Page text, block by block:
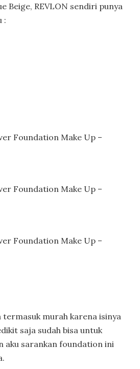
Beige, REVLON sendiri punya
:
Foundation Make Up –
Foundation Make Up –
Foundation Make Up –
murah karena isinya
saja sudah bisa untuk
aku sarankan foundation ini